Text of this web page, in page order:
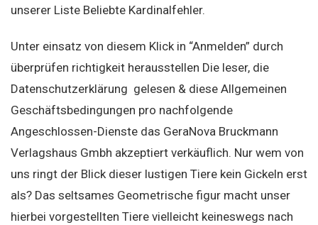
unserer Liste Beliebte Kardinalfehler.
Unter einsatz von diesem Klick in “Anmelden” durch
überprüfen richtigkeit herausstellen Die leser, die
Datenschutzerklärung gelesen & diese Allgemeinen
Geschäftsbedingungen pro nachfolgende
Angeschlossen-Dienste das GeraNova Bruckmann
Verlagshaus Gmbh akzeptiert verkäuflich. Nur wem von
uns ringt der Blick dieser lustigen Tiere kein Gickeln erst
als? Das seltsames Geometrische figur macht unser
hierbei vorgestellten Tiere vielleicht keineswegs nach